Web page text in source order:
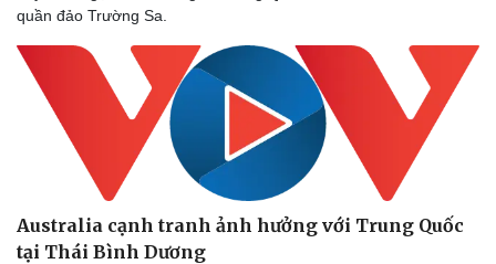
Lịch thi đấu bóng đá
eSports
Hậu trường
quần đảo Trường Sa.
Australia cạnh tranh ảnh hưởng với Trung Quốc
tại Thái Bình Dương